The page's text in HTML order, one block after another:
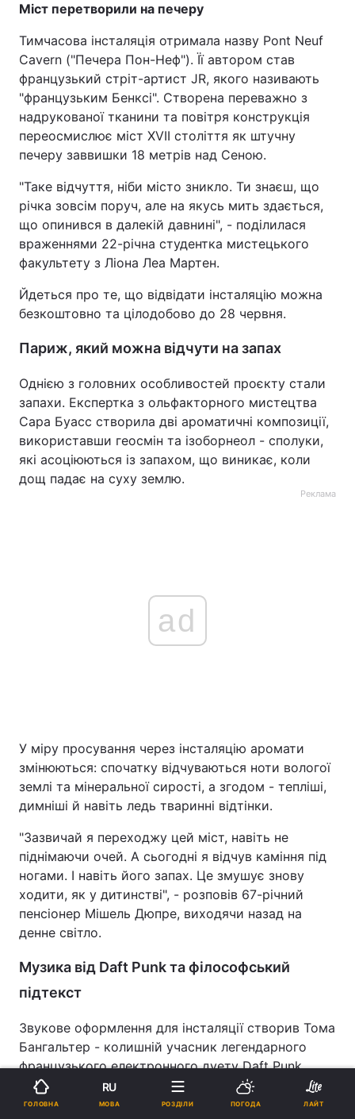
Міст перетворили на печеру
Тимчасова інсталяція отримала назву Pont Neuf
Cavern ("Печера Пон-Неф"). Її автором став
французький стріт-артист JR, якого називають
"французьким Бенксі". Створена переважно з
надрукованої тканини та повітря конструкція
переосмислює міст XVII століття як штучну
печеру заввишки 18 метрів над Сеною.
"Таке відчуття, ніби місто зникло. Ти знаєш, що
річка зовсім поруч, але на якусь мить здається,
що опинився в далекій давнині", - поділилася
враженнями 22-річна студентка мистецького
факультету з Ліона Леа Мартен.
Йдеться про те, що відвідати інсталяцію можна
безкоштовно та цілодобово до 28 червня.
Париж, який можна відчути на запах
Однією з головних особливостей проєкту стали
запахи. Експертка з ольфакторного мистецтва
Сара Буасс створила дві ароматичні композиції,
використавши геосмін та ізоборнеол - сполуки,
які асоціюються із запахом, що виникає, коли
дощ падає на суху землю.
Реклама
ad
У міру просування через інсталяцію аромати
змінюються: спочатку відчуваються ноти вологої
землі та мінеральної сирості, а згодом - тепліші,
димніші й навіть ледь тваринні відтінки.
"Зазвичай я переходжу цей міст, навіть не
піднімаючи очей. А сьогодні я відчув каміння під
ногами. І навіть його запах. Це змушує знову
ходити, як у дитинстві", - розповів 67-річний
пенсіонер Мішель Дюпре, виходячи назад на
денне світло.
Музика від Daft Punk та філософський
підтекст
Звукове оформлення для інсталяції створив Тома
Бангальтер - колишній учасник легендарного
французького електронного дуету Daft Punk.
Простір печери наповнюють низькі гуркоти,
відлуння та пульсуючі звуки.
ГОЛОВНА
RU
МОВА РОЗДІЛИ ПОГОДА ЛАЙТ